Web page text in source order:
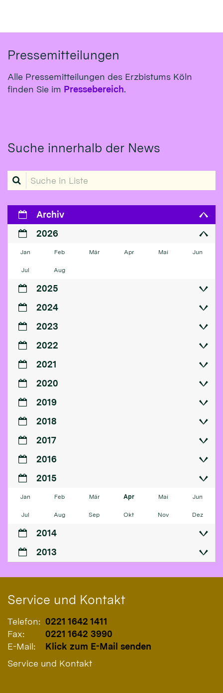
Pressemitteilungen
Alle Pressemitteilungen des Erzbistums Köln
finden Sie im Pressebereich.
Suche innerhalb der News
Suche in Liste
Archiv
2026
Jan Feb Mär Apr Mai Jun
Jul Aug
2025
2024
2023
2022
2021
2020
2019
2018
2017
2016
2015
Jan Feb Mär Apr Mai Jun
Jul Aug Sep Okt Nov Dez
2014
2013
Service und Kontakt
Telefon: 0221 1642 1411
Fax:
0221 1642 3990
E-Mail:
Klick zum E-Mail senden
Service und Kontakt